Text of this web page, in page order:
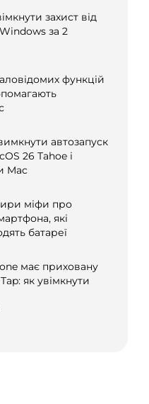
захист від
за 2
функцій
автозапуск
26 Tahoe і
Mac
міфи про
які
батареї
має приховану
як увімкнути